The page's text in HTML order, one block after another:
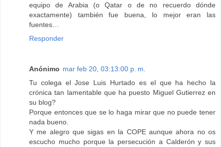
equipo de Arabia (o Qatar o de no recuerdo dónde
exactamente) también fue buena, lo mejor eran las
fuentes…
Responder
Anónimo mar feb 20, 03:13:00 p. m.
Tu colega el Jose Luis Hurtado es el que ha hecho la
crónica tan lamentable que ha puesto Miguel Gutierrez en
su blog?
Porque entonces que se lo haga mirar que no puede tener
nada bueno.
Y me alegro que sigas en la COPE aunque ahora no os
escucho mucho porque la persecución a Calderón y sus